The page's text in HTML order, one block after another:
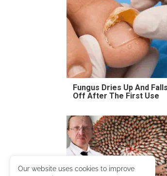
Fungus Dries Up And Falls
Off After The First Use
Our website uses cookies to improve